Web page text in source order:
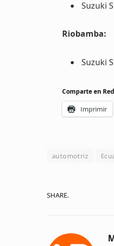
Suzuki
Riobamba:
Suzuki
Comparte en
Imprimir
automotriz
SHARE.